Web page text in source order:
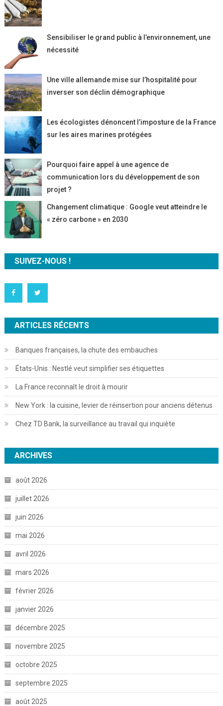
Sensibiliser le grand public à l’environnement, une
nécessité
Une ville allemande mise sur l’hospitalité pour
inverser son déclin démographique
Les écologistes dénoncent l’imposture de la France
sur les aires marines protégées
Pourquoi faire appel à une agence de
communication lors du développement de son
projet ?
Changement climatique : Google veut atteindre le
« zéro carbone » en 2030
SUIVEZ-NOUS !
ARTICLES RÉCENTS
Banques françaises, la chute des embauches
États-Unis : Nestlé veut simplifier ses étiquettes
La France reconnaît le droit à mourir
New York : la cuisine, levier de réinsertion pour anciens détenus
Chez TD Bank, la surveillance au travail qui inquiète
ARCHIVES
août 2026
juillet 2026
juin 2026
mai 2026
avril 2026
mars 2026
février 2026
janvier 2026
décembre 2025
novembre 2025
octobre 2025
septembre 2025
août 2025